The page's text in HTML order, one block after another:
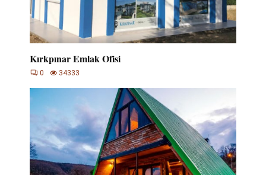
Kırkpınar Emlak Ofisi
0 34333